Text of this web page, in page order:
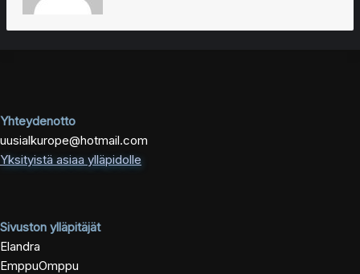
Yhteydenotto
uusialkurope@hotmail.com
Yksityistä asiaa ylläpidolle
Sivuston ylläpitäjät
Elandra
EmppuOmppu